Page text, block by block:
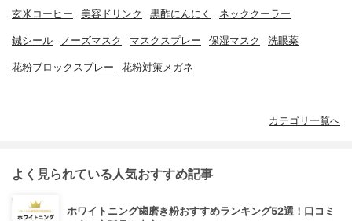
玄米コーヒー 美容ドリンク 黒酢にんにく ネッククーラー
鍼シール ノーズマスク マスクスプレー 保湿マスク 洗眼薬
花粉ブロックスプレー 花粉対策メガネ
カテゴリ一覧へ
よく見られている人気おすすめ記事
ホワイトニング歯磨き粉おすすめランキング52選！口コミ